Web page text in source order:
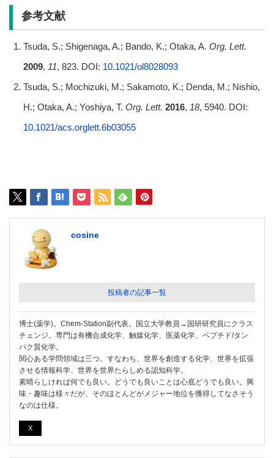
参考文献
Tsuda, S.; Shigenaga, A.; Bando, K.; Otaka, A. Org. Lett.
2009, 11, 823. DOI: 10.1021/ol8028093
Tsuda, S.; Mochizuki, M.; Sakamoto, K.; Denda, M.; Nishio,
H.; Otaka, A.; Yoshiya, T. Org. Lett. 2016, 18, 5940. DOI:
10.1021/acs.orglett.6b03055
cosine
投稿者の記事一覧
博士(薬学)。Chem-Station副代表。国立大学教員→国研研究員にクラス
チェンジ。専門は有機合成化学、触媒化学、医薬化学、ペプチド/タン
パク質化学。
関心ある学問領域は三つ。すなわち、世界を創造する化学、世界を拡張
させる情報科学、世界を世界たらしめる認知科学。
素晴らしければ何でも良い。どうでも良いことは心底どうでも良い。興
味・趣味は様々だが、そのほとんどがメジャー地位を獲得してなさそう
なのは仕様。
X